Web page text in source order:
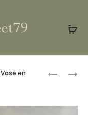
Vase en